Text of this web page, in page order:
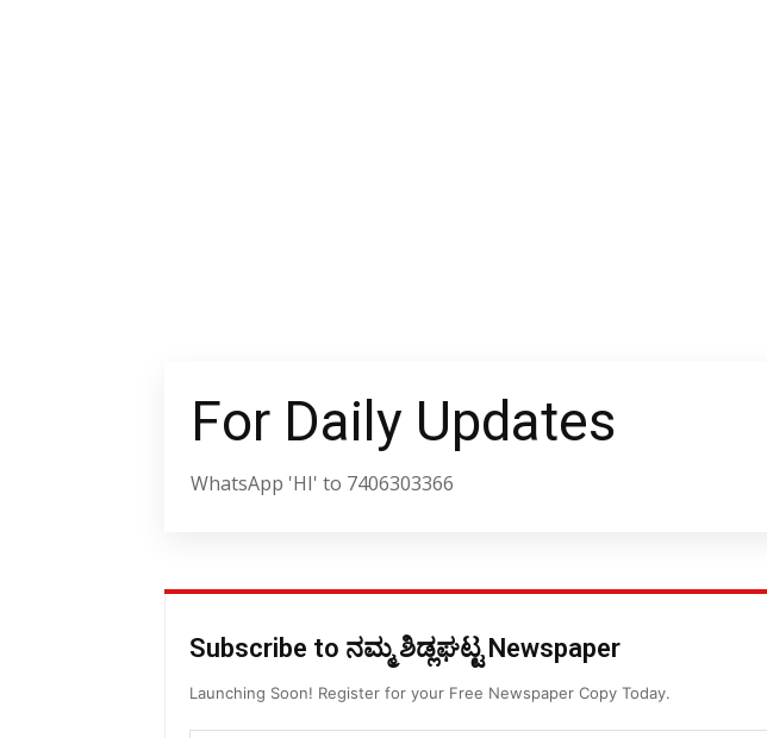
For Daily Updates
WhatsApp 'HI' to 7406303366
Subscribe to ನಮ್ಮ ಶಿಡ್ಲಘಟ್ಟ Newspaper
Launching Soon! Register for your Free Newspaper Copy Today.